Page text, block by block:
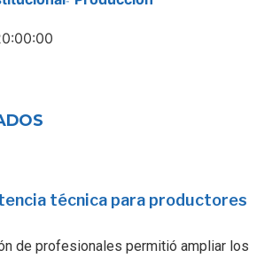
técnica para productores
de profesionales permitió ampliar los